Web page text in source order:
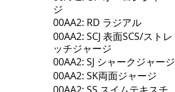
ジ
00AA2: RD ラジアル
00AA2: SCJ 表面SCS/ストレ
ッチジャージ
00AA2: SJ シャークジャージ
00AA2: SK両面ジャージ